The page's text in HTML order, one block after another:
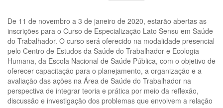
De 11 de novembro a 3 de janeiro de 2020, estarão abertas as
inscrições para o Curso de Especialização Lato Sensu em Saúde
do Trabalhador. O curso será oferecido na modalidade presencial
pelo Centro de Estudos da Saúde do Trabalhador e Ecologia
Humana, da Escola Nacional de Saúde Pública, com o objetivo de
oferecer capacitação para o planejamento, a organização e a
avaliação das ações na Área de Saúde do Trabalhador na
perspectiva de integrar teoria e prática por meio da reflexão,
discussão e investigação dos problemas que envolvem a relação